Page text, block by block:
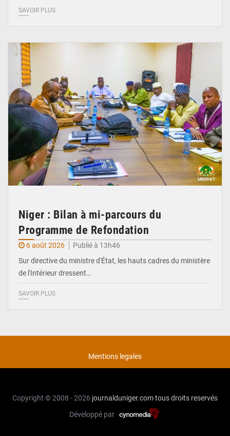
SAVOIR PLUS
Niger : Bilan à mi-parcours du
Programme de Refondation
6 août 2026
Publié à 13h46
Sur directive du ministre d'État, les hauts cadres du ministère
de l'Intérieur dressent…
SAVOIR PLUS
Mentions legales
Copyright © 2008 - 2026 journalduniger.comtous droits reservés
Développé par